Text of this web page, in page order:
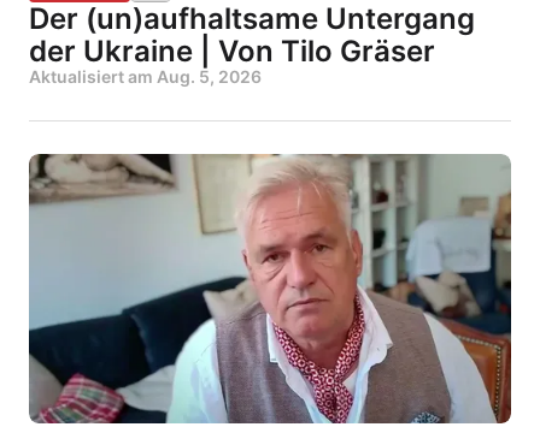
Der (un)aufhaltsame Untergang
der Ukraine | Von Tilo Gräser
Aktualisiert am Aug. 5, 2026